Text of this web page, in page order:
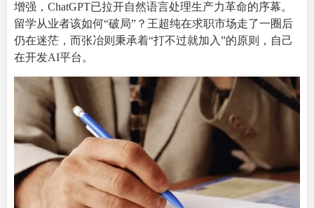
增强，ChatGPT已拉开自然语言处理生产力革命的序幕。
留学从业者该如何“破局”？王超纯在求职市场走了一圈后
仍在迷茫，而张冶则秉承着“打不过就加入”的原则，自己
在开发AI平台。